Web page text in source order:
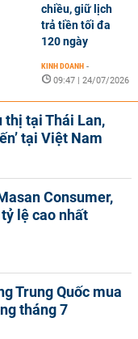
chiều, giữ lịch
trả tiền tối đa
120 ngày
KINH DOANH -
09:47 | 24/07/2026
thị tại Thái Lan,
tại Việt Nam
Consumer,
lệ cao nhất
Trung Quốc mua
tháng 7